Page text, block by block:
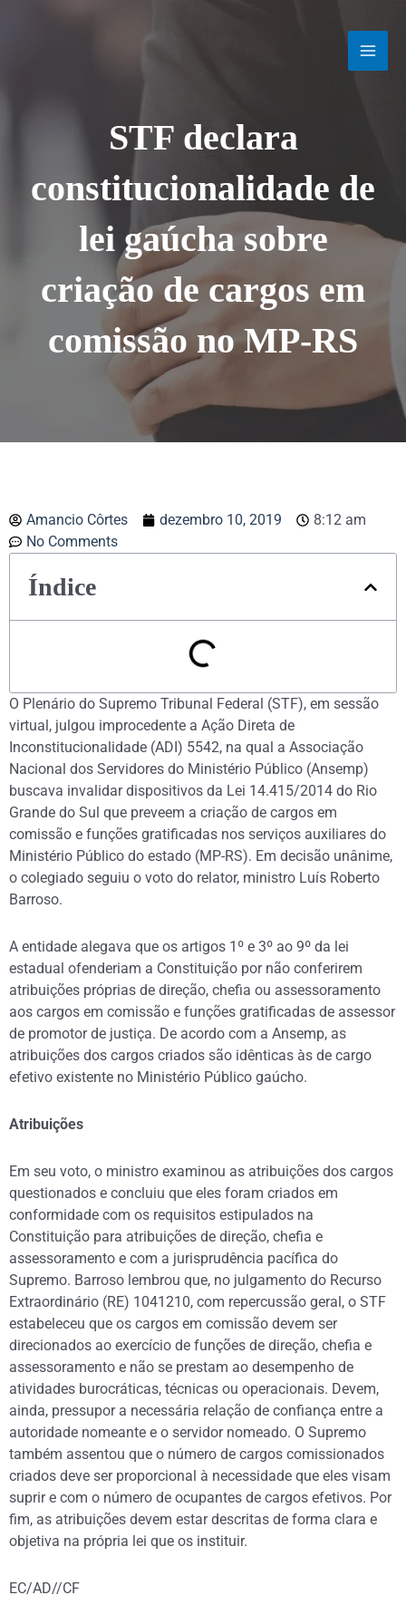
STF declara
constitucionalidade de
lei gaúcha sobre
criação de cargos em
comissão no MP-RS
Amancio Côrtes dezembro 10, 2019
8:12 am
No Comments
Índice
O Plenário do Supremo Tribunal Federal (STF), em sessão
virtual, julgou improcedente a Ação Direta de
Inconstitucionalidade (ADI) 5542, na qual a Associação
Nacional dos Servidores do Ministério Público (Ansemp)
buscava invalidar dispositivos da Lei 14.415/2014 do Rio
Grande do Sul que preveem a criação de cargos em
comissão e funções gratificadas nos serviços auxiliares do
Ministério Público do estado (MP-RS). Em decisão unânime,
o colegiado seguiu o voto do relator, ministro Luís Roberto
Barroso.
A entidade alegava que os artigos 1º e 3º ao 9º da lei
estadual ofenderiam a Constituição por não conferirem
atribuições próprias de direção, chefia ou assessoramento
aos cargos em comissão e funções gratificadas de assessor
de promotor de justiça. De acordo com a Ansemp, as
atribuições dos cargos criados são idênticas às de cargo
efetivo existente no Ministério Público gaúcho.
Atribuições
Em seu voto, o ministro examinou as atribuições dos cargos
questionados e concluiu que eles foram criados em
conformidade com os requisitos estipulados na
Constituição para atribuições de direção, chefia e
assessoramento e com a jurisprudência pacífica do
Supremo. Barroso lembrou que, no julgamento do Recurso
Extraordinário (RE) 1041210, com repercussão geral, o STF
estabeleceu que os cargos em comissão devem ser
direcionados ao exercício de funções de direção, chefia e
assessoramento e não se prestam ao desempenho de
atividades burocráticas, técnicas ou operacionais. Devem,
ainda, pressupor a necessária relação de confiança entre a
autoridade nomeante e o servidor nomeado. O Supremo
também assentou que o número de cargos comissionados
criados deve ser proporcional à necessidade que eles visam
suprir e com o número de ocupantes de cargos efetivos. Por
fim, as atribuições devem estar descritas de forma clara e
objetiva na própria lei que os instituir.
EC/AD//CF